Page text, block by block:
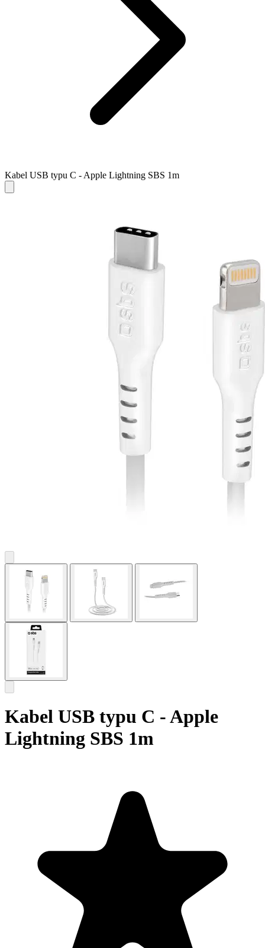
Kabel USB typu C - Apple Lightning SBS 1m
Kabel USB typu C - Apple
Lightning SBS 1m